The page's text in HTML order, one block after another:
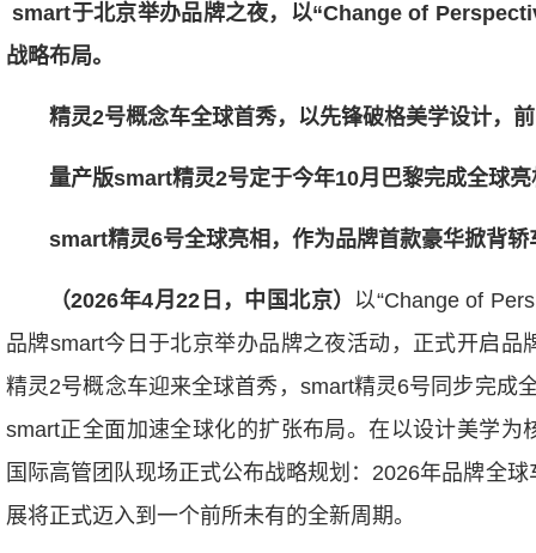
smart于北京举办品牌之夜，以“Change of
战略布局。
精灵2号概念车全球首秀，以先锋破格美学设计，
量产版smart精灵2号定于今年10月巴黎完成全球亮
smart精灵6号全球亮相，作为品牌首款豪华掀背
（2026年4月22 日，中国北京） 以“Change of
品牌smart今日于北京举办品牌之夜活动，正式开启
精灵2号概念车迎来全球首秀，smart精灵6号同步完成
smart正全面加速全球化的扩张布局。在以设计美学
国际高管团队现场正式公布战略规划：2026年品牌全
展将正式迈入到一个前所未有的全新周期。